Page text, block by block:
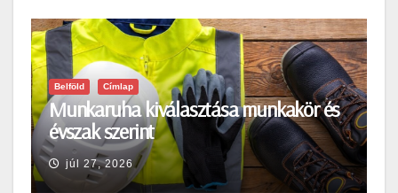
Belföld Címlap
Munkaruha kiválasztása munkakör és
évszak szerint
júl 27, 2026